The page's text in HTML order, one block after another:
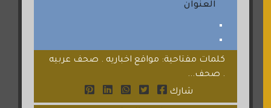
العنوان
كلمات مفتاحية: مواقع اخباريه . صحف عربيه
. صحف...
شارك